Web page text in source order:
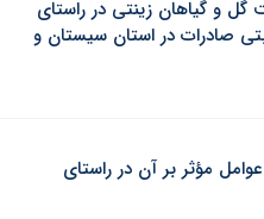
گل و گیاهان زینتی در راستای
صادرات در استان سیستان و
مؤثر بر آن در راستای